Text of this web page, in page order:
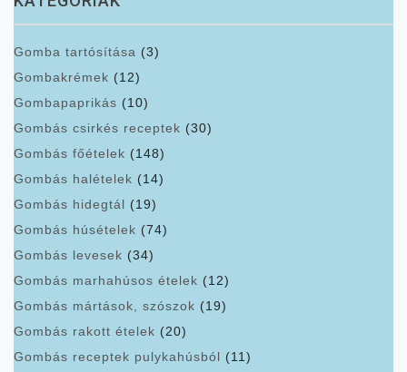
Gomba tartósítása (3)
Gombakrémek (12)
Gombapaprikás (10)
Gombás csirkés receptek (30)
Gombás főételek (148)
Gombás halételek (14)
Gombás hidegtál (19)
Gombás húsételek (74)
Gombás levesek (34)
Gombás marhahúsos ételek (12)
Gombás mártások, szószok (19)
Gombás rakott ételek (20)
Gombás receptek pulykahúsból (11)